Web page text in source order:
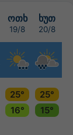
ოთხ ხუთ
19/8 20/8
25°
25°
16°
15°